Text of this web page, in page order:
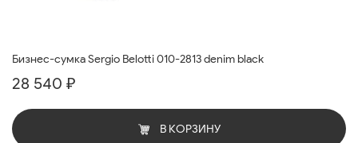
Бизнес-сумка Sergio Belotti 010-2813 denim black
28 540 ₽
В КОРЗИНУ